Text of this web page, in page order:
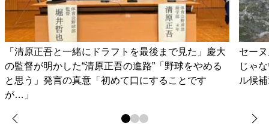
「清原正吾と一緒にドラフトを最後まで見た」慶大
の監督が明かした“清原正吾の進路”「野球をやめる
と思う」発言の真意「初めて口にすることです
が…」
セー
じゃ
ル候